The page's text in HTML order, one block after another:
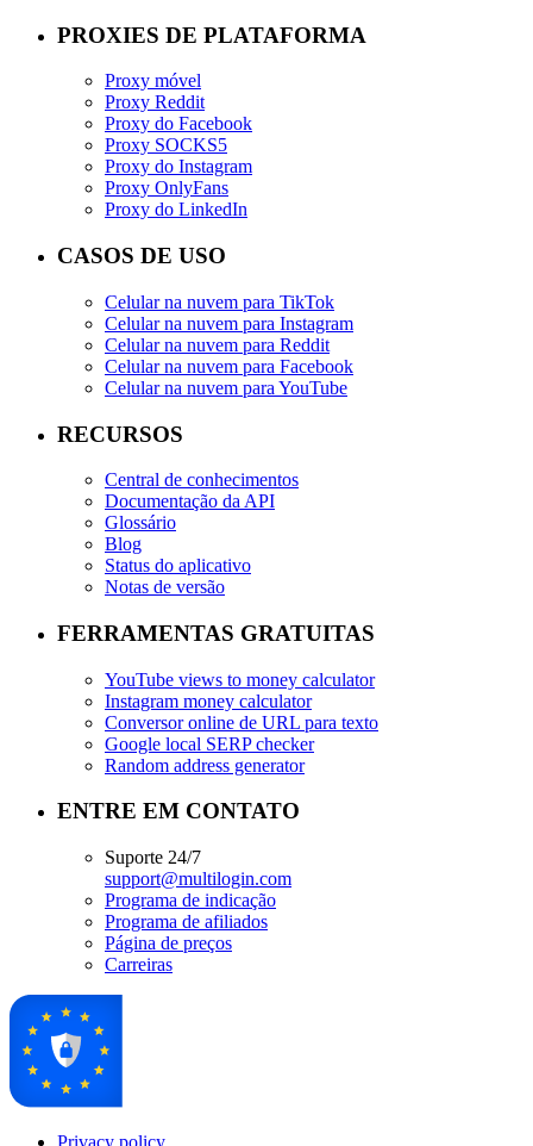
PROXIES DE PLATAFORMA
Proxy móvel
Proxy Reddit
Proxy do Facebook
Proxy SOCKS5
Proxy do Instagram
Proxy OnlyFans
Proxy do LinkedIn
CASOS DE USO
Celular na nuvem para TikTok
Celular na nuvem para Instagram
Celular na nuvem para Reddit
Celular na nuvem para Facebook
Celular na nuvem para YouTube
RECURSOS
Central de conhecimentos
Documentação da API
Glossário
Blog
Status do aplicativo
Notas de versão
FERRAMENTAS GRATUITAS
YouTube views to money calculator
Instagram money calculator
Conversor online de URL para texto
Google local SERP checker
Random address generator
ENTRE EM CONTATO
Suporte 24/7
support@multilogin.com
Programa de indicação
Programa de afiliados
Página de preços
Carreiras